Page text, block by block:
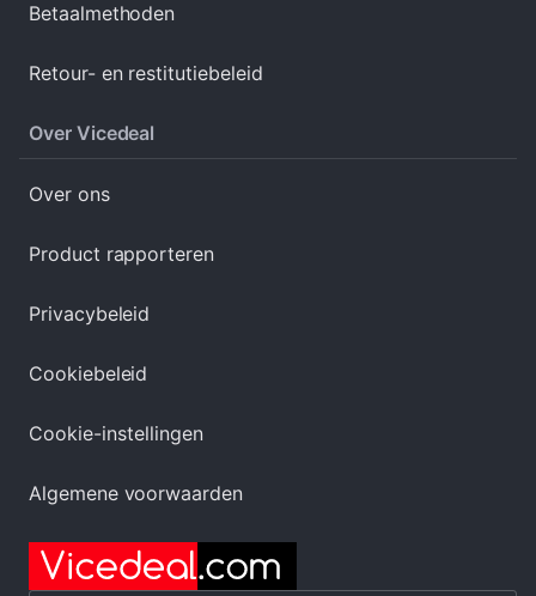
Betaalmethoden
Retour- en restitutiebeleid
Over Vicedeal
Over ons
Product rapporteren
Privacybeleid
Cookiebeleid
Cookie-instellingen
Algemene voorwaarden